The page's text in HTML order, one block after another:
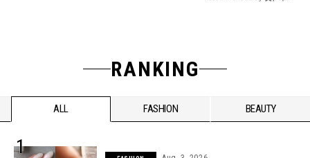
RANKING
ALL FASHION BEAUTY